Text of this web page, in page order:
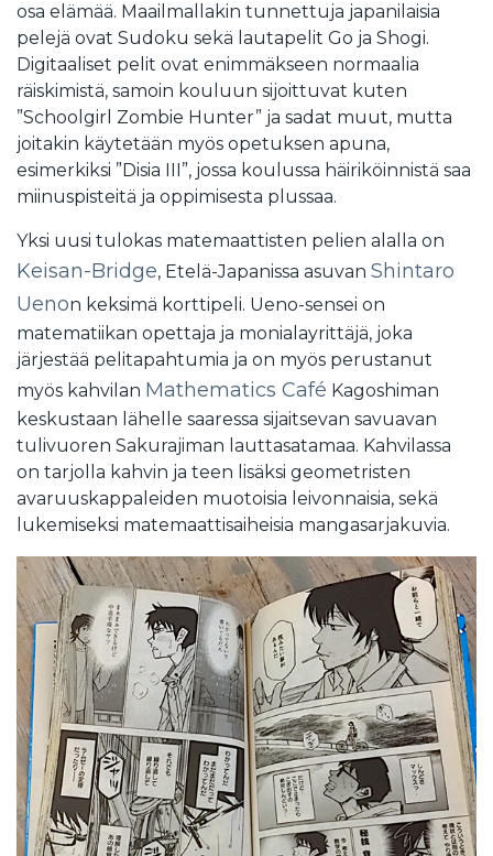
osa elämää. Maailmallakin tunnettuja japanilaisia
pelejä ovat Sudoku sekä lautapelit Go ja Shogi.
Digitaaliset pelit ovat enimmäkseen normaalia
räiskimistä, samoin kouluun sijoittuvat kuten
”Schoolgirl Zombie Hunter” ja sadat muut, mutta
joitakin käytetään myös opetuksen apuna,
esimerkiksi ”Disia III”, jossa koulussa häiriköinnistä saa
miinuspisteitä ja oppimisesta plussaa.
Yksi uusi tulokas matemaattisten pelien alalla on
Keisan-Bridge, Etelä-Japanissa asuvan Shintaro
Uenon keksimä korttipeli. Ueno-sensei on
matematiikan opettaja ja monialayrittäjä, joka
järjestää pelitapahtumia ja on myös perustanut
myös kahvilan Mathematics Café Kagoshiman
keskustaan lähelle saaressa sijaitsevan savuavan
tulivuoren Sakurajiman lauttasatamaa. Kahvilassa
on tarjolla kahvin ja teen lisäksi geometristen
avaruuskappaleiden muotoisia leivonnaisia, sekä
lukemiseksi matemaattisaiheisia mangasarjakuvia.